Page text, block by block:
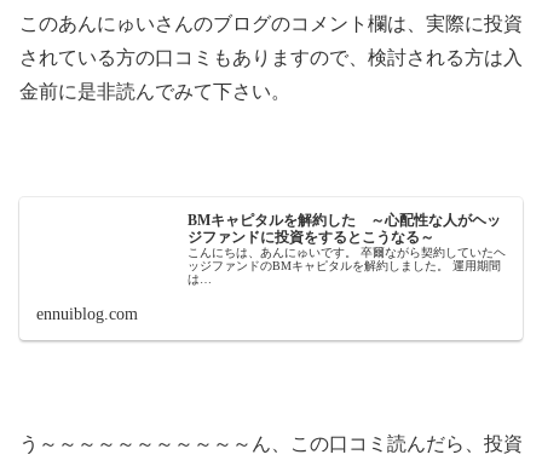
このあんにゅいさんのブログのコメント欄は、実際に投資
されている方の口コミもありますので、検討される方は入
金前に是非読んでみて下さい。
BMキャピタルを解約した ～心配性な人がヘッ
ジファンドに投資をするとこうなる～
こんにちは、あんにゅいです。 卒爾ながら契約していたヘ
ッジファンドのBMキャピタルを解約しました。 運用期間
は…
ennuiblog.com
う～～～～～～～～～～～ん、この口コミ読んだら、投資